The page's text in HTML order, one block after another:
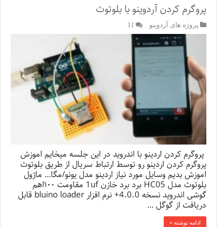
پروگرم کردن آردوینو با بلوتوث
پروژه های آردوینو 11
پروگرم کردن اردینو با اندروید در این جلسه میخایم اموزش
پروگرم کردن اردینو رو‌ توسط ارتباط سریال از طریق بلوتوث
اموزش بدیم وسایل مورد نیاز اردینو مدل یونو/مگا… ماژول
بلوتوث مدل HC05 برد برد خازن 1uf مقاومت ۱۰۰اهم
گوشی اندروید نسخه 4.0.0+ نرم افزار bluino loader قابل
دریافت از گوگل …
ادامه نوشته »